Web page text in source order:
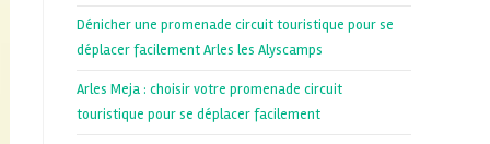
Dénicher une promenade circuit touristique pour se
déplacer facilement Arles les Alyscamps
Arles Meja : choisir votre promenade circuit
touristique pour se déplacer facilement